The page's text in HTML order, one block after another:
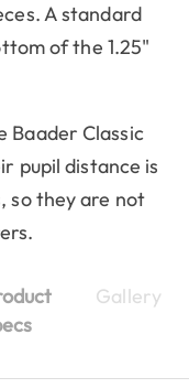
A standard
of the 1.25"
Baader Classic
pupil distance is
so they are not
Gallery